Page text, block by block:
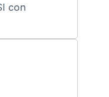
con